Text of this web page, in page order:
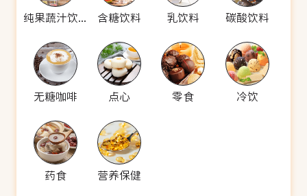
纯果蔬汁饮料 含糖饮料 乳饮料 碳酸饮料
无糖咖啡 点心 零食 冷饮
药食 营养保健